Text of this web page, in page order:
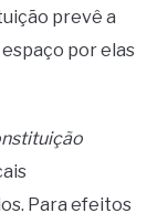
prevê a
por elas
Para efeitos